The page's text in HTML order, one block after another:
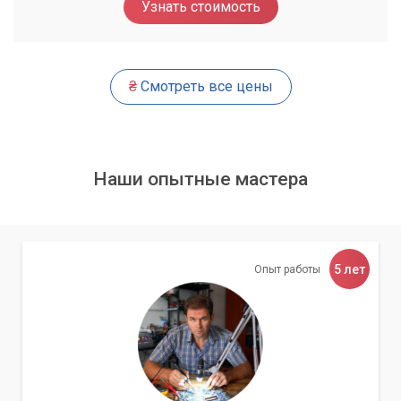
Даже при правильном подключении могут возникнуть
может быть связано с:
быть поврежден или иметь логические ошибки.
встречающаяся файловая система, доступ к данным
Профессиональная помощь от
«Компьютерного Мастера»
Наши специалисты обладают глубокими знаниями и
опытом работы с различными типами жестких дисков и
Узнать стоимость
₴Смотреть все цены
Наши опытные мастера
Опыт работы 5 лет